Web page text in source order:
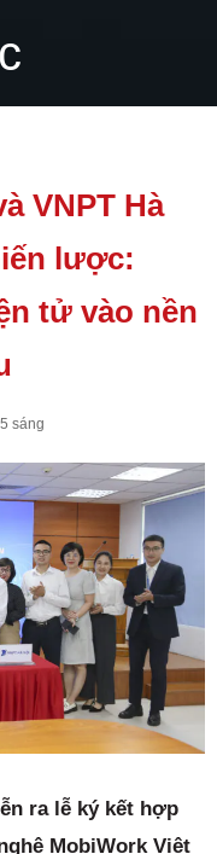
VNPT Hà
lược:
tử vào nền
sáng
ra lễ ký kết hợp
MobiWork Việt